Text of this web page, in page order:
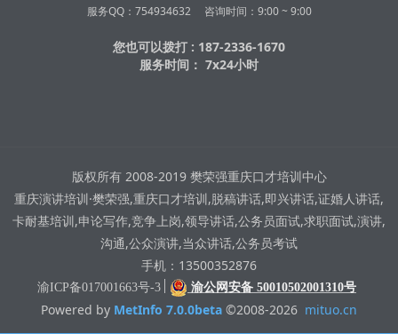
服务QQ：754934632 咨询时间：9:00 ~ 9:00
您也可以拨打 : 187-2336-1670
服务时间： 7x24小时
版权所有 2008-2019 樊荣强重庆口才培训中心
重庆演讲培训·樊荣强,重庆口才培训,脱稿讲话,即兴讲话,证婚人讲话,
卡耐基培训,申论写作,竞争上岗,领导讲话,公务员面试,求职面试,演讲,
沟通,公众演讲,当众讲话,公务员考试
手机：13500352876
渝ICP备017001663号-3 渝公网安备 50010502001310号
Powered by MetInfo 7.0.0beta ©2008-2026 mituo.cn